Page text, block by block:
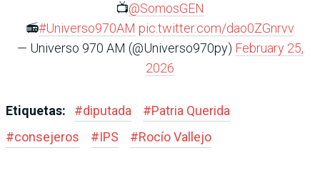
📺@SomosGEN
📻#Universo970AM pic.twitter.com/dao0ZGnrvv
— Universo 970 AM (@Universo970py) February 25,
2026
Etiquetas: #diputada #Patria Querida
#consejeros #IPS #Rocío Vallejo